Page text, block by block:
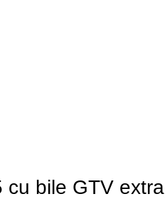
cu bile GTV